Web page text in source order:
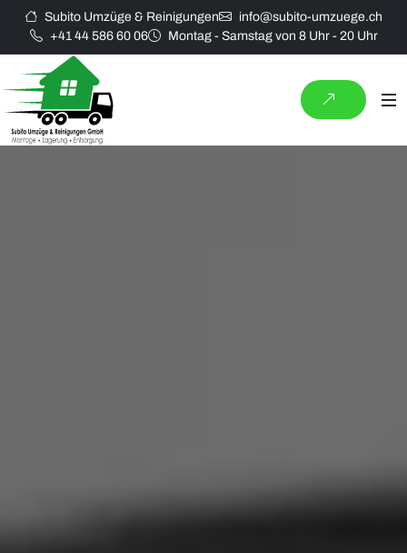
Subito Umzüge & Reinigungen
info@subito-umzuege.ch
+41 44 586 60 06
Montag - Samstag von 8 Uhr - 20 Uhr